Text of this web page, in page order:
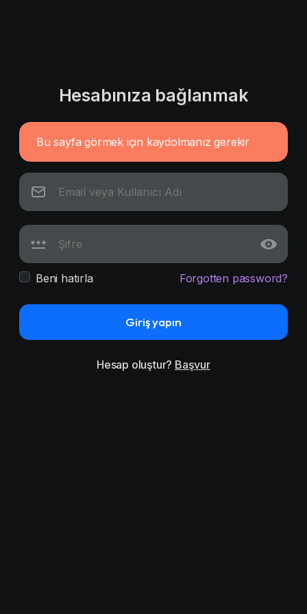
Hesabınıza bağlanmak
Bu sayfa görmek için kaydolmanız gerekir
Beni hatırla Forgotten password?
Giriş yapın
Hesap oluştur? Başvur